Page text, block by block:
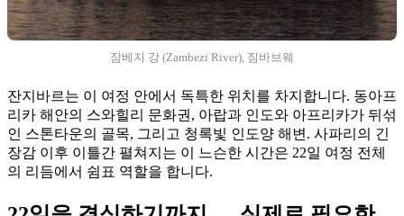
잠베지 강 (Zambezi River), 짐바브웨
잔지바르는 이 여정 안에서 독특한 위치를 차지합니다. 동아프
리카 해안의 스와힐리 문화권, 아랍과 인도와 아프리카가 뒤섞
인 스톤타운의 골목, 그리고 청록빛 인도양 해변. 사파리의 긴
장감 이후 이틀간 펼쳐지는 이 느슨한 시간은 22일 여정 전체
의 리듬에서 쉼표 역할을 합니다.